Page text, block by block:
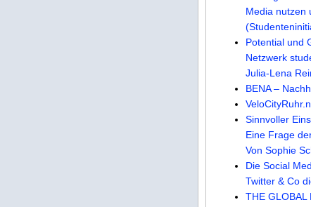
Media nutzen
Potential und
Netzwerk
Julia-Lena
BENA –
Sinnvoller
Eine Frage
Von Sophie
Die Social
Twitter & Co
THE GLOBAL